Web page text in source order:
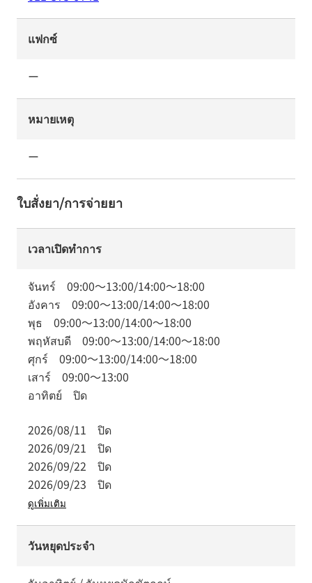
แฟกซ์
ー
หมายเหตุ
ー
ใบสั่งยา/การจ่ายยา
เวลาเปิดทำการ
จันทร์ 09:00～13:00/14:00～18:00
อังคาร 09:00～13:00/14:00～18:00
พุธ 09:00～13:00/14:00～18:00
พฤหัสบดี 09:00～13:00/14:00～18:00
ศุกร์ 09:00～13:00/14:00～18:00
เสาร์ 09:00～13:00
อาทิตย์ ปิด
2026/08/11 ปิด
2026/09/21 ปิด
2026/09/22 ปิด
2026/09/23 ปิด
ดูเพิ่มเติม
วันหยุดประจำ